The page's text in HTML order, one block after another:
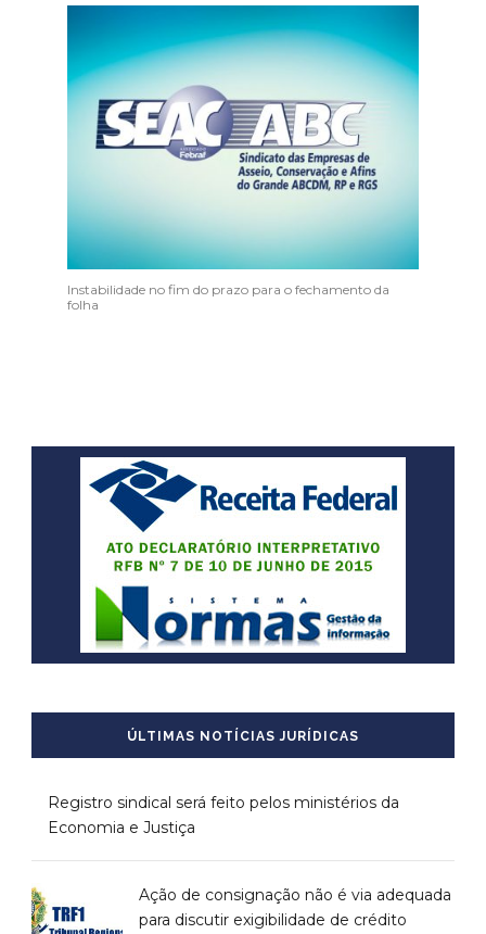
Instabilidade no fim do prazo para o fechamento da
folha
ÚLTIMAS NOTÍCIAS JURÍDICAS
Registro sindical será feito pelos ministérios da
Economia e Justiça
Ação de consignação não é via adequada
para discutir exigibilidade de crédito